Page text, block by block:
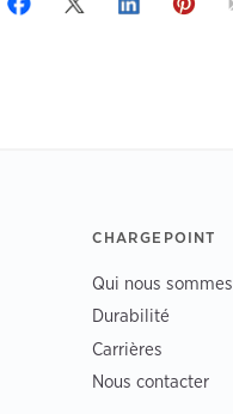
CHARGEPOINT
Qui nous sommes
Durabilité
Carrières
Nous contacter